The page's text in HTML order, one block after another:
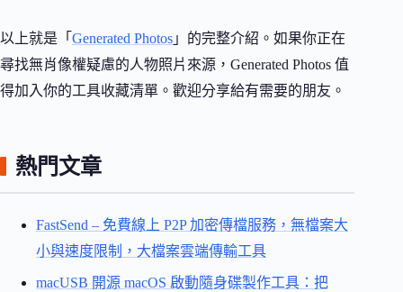
以上就是「 Generated Photos 」的完整介紹。如果你正在
尋找無肖像權疑慮的人物照片來源，Generated Photos 值
得加入你的工具收藏清單。歡迎分享給有需要的朋友。
熱門文章
FastSend – 免費線上 P2P 加密傳檔服務，無檔案大
小與速度限制，大檔案雲端傳輸工具
macUSB 開源 macOS 啟動隨身碟製作工具：把